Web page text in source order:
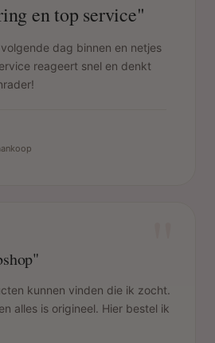
en top service"
dag binnen en netjes
reageert snel en denkt
kunnen vinden die ik zocht.
alles is origineel. Hier bestel ik